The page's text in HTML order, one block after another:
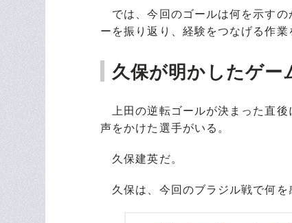
では、今回のゴールは何を示すの
ーを振り返り、経験をつなげる作業
久保が明かしたゲー
上田の逆転ゴールが決まった直後
声をかけた選手がいる。
久保建英だ。
久保は、今回のブラジル戦で何を